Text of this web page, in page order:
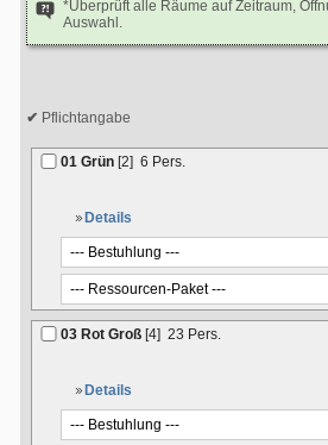
*Überprüft alle Räume auf Zeitraum,
Auswahl.
Pflichtangabe
01 Grün [2] 6 Pers.
Details
03 Rot Groß [4] 23 Pers.
Details